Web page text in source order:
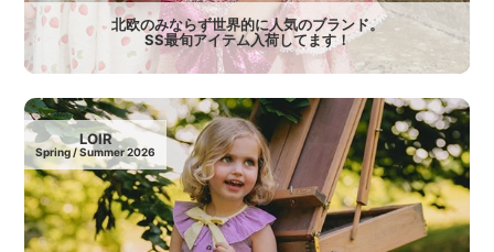
北欧のみならず世界的に人気のブランド。
SS最旬アイテム入荷してます！
LOIR
Spring / Summer 2026